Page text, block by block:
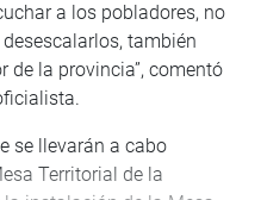
a los pobladores, no
también
de la provincia”, comentó
se llevarán a cabo
Territorial de la